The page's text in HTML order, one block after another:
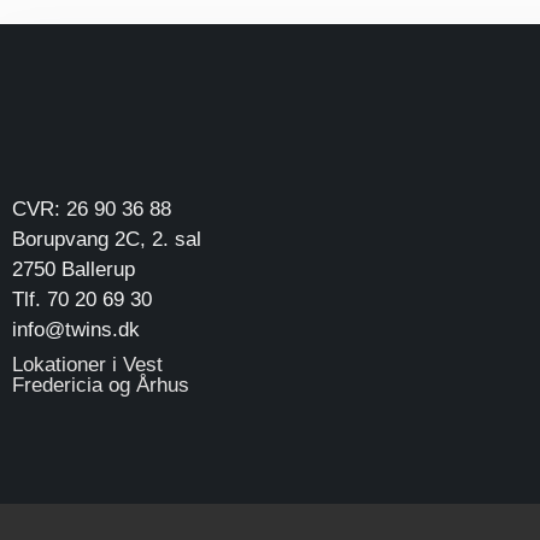
CVR: 26 90 36 88
Borupvang 2C, 2. sal
2750 Ballerup
Tlf. 70 20 69 30
info@twins.dk
Lokationer i Vest
Fredericia og Århus